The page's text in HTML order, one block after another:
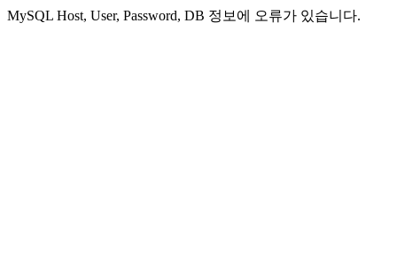
MySQL Host, User, Password, DB 정보에 오류가 있습니다.